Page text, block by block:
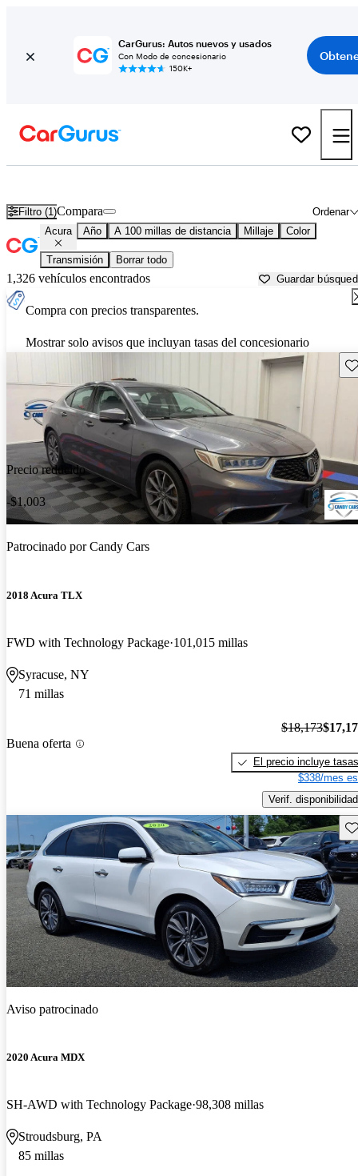
CarGurus: Autos nuevos y usados
Con Modo de concesionario
150K+
Filtro (1) Ordenar
Compara
Acura Año A 100 millas de distancia Millaje Color
Transmisión Borrar todo
1,326 vehículos encontrados Guardar
Compra con precios transparentes.
Mostrar solo avisos que incluyan tasas del concesionario
Precio reducido
-$1,003
Patrocinado porCandy Cars
2018 Acura TLX
FWD with Technology Package 101,015 millas
Syracuse, NY
71 millas
Buena oferta
$18,173
El precio incluye tasas
$338/mes
Verif. disponibilidad
Aviso patrocinado
2020 Acura MDX
SH-AWD with Technology Package 98,308 millas
Stroudsburg, PA
85 millas